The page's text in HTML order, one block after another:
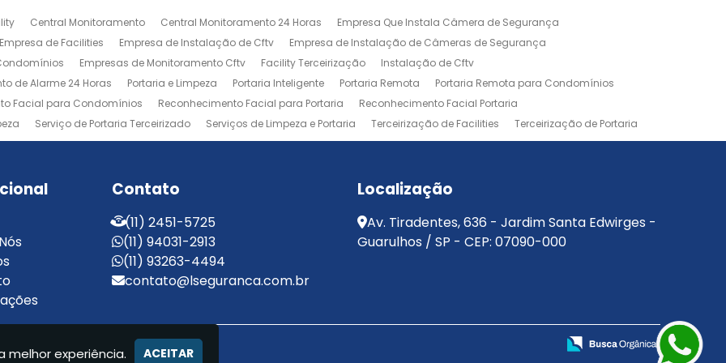
Central Monitoramento Central Monitoramento 24 Horas
Empresa Que Instala Câmera de Segurança
Empresa de Facilities Empresa de Instalação de Cftv
Empresa de Instalação de Câmeras de Segurança
Empresas de Monitoramento Cftv Facility Terceirização
Instalação de Cftv
de Alarme 24 Horas Portaria e Limpeza Portaria Inteligente Portaria Remota
Portaria Remota para Condomínios
Facial para Condomínios Reconhecimento Facial para Portaria
Reconhecimento Facial Portaria
Serviço de Portaria Terceirizado Serviços de Limpeza e Portaria Terceirização de Facilities
Terceirização de Portaria
Contato
(11) 2451-5725
(11) 94031-2913
(11) 93263-4494
contato@lseguranca.com.br
Localização
Av. Tiradentes, 636 - Jardim Santa Edwirges -
Guarulhos / SP - CEP: 07090-000
melhor experiência. ACEITAR